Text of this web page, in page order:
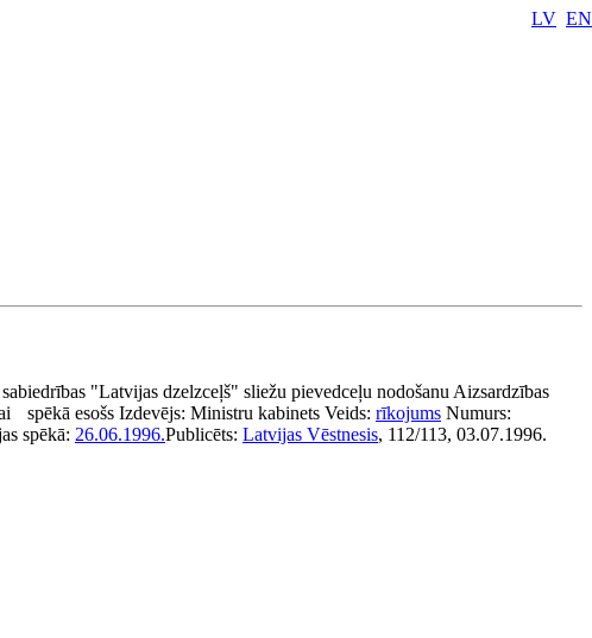
LV EN
"Latvijas dzelzceļš" sliežu pievedceļu nodošanu Aizsardzības
spēkā esošs Izdevējs: Ministru kabinets Veids: rīkojums Numurs:
spēkā: 26.06.1996.Publicēts: Latvijas Vēstnesis, 112/113, 03.07.1996.